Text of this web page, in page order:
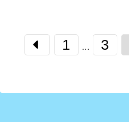
1 … 3